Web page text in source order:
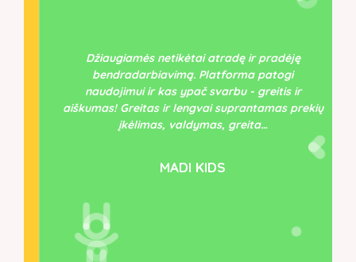
Džiaugiamės netikėtai atradę ir pradėję
bendradarbiavimą. Platforma patogi
naudojimui ir kas ypač svarbu - greitis ir
aiškumas! Greitas ir lengvai suprantamas prekių
įkėlimas, valdymas, greita…
MADI KIDS